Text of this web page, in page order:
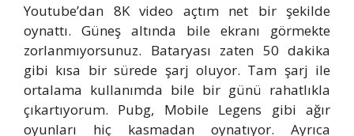
Youtube’dan 8K video açtım net bir şekilde
oynattı. Güneş altında bile ekranı görmekte
zorlanmıyorsunuz. Bataryası zaten 50 dakika
gibi kısa bir sürede şarj oluyor. Tam şarj ile
ortalama kullanımda bile bir günü rahatlıkla
çıkartıyorum. Pubg, Mobile Legens gibi ağır
oyunları hiç kasmadan oynatıyor. Ayrıca